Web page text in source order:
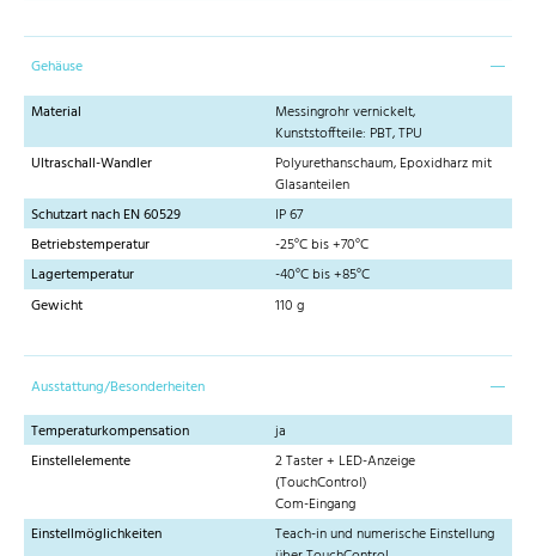
Gehäuse
Material
Messingrohr vernickelt,
Kunststoffteile: PBT, TPU
Ultraschall-Wandler
Polyurethanschaum, Epoxidharz mit
Glasanteilen
Schutzart nach EN 60529
IP 67
Betriebstemperatur
-25°C bis +70°C
Lagertemperatur
-40°C bis +85°C
Gewicht
110 g
Ausstattung/Besonderheiten
Temperaturkompensation
ja
Einstellelemente
2 Taster + LED-Anzeige
(TouchControl)
Com-Eingang
Einstellmöglichkeiten
Teach-in und numerische Einstellung